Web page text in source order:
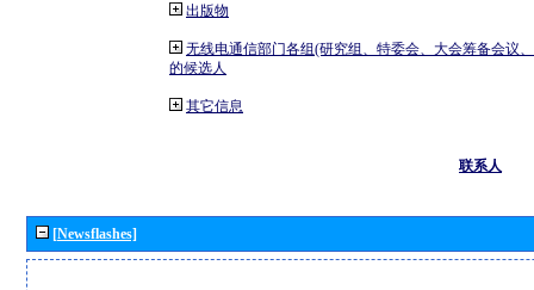
出版物
无线电通信部门各组(研究组、特委会、大会筹备会议
的候选人
其它信息
联系人
[Newsflashes]